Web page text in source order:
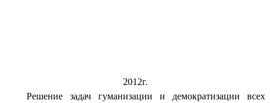
2012г.
Решение задач гуманизации и демократизации всех